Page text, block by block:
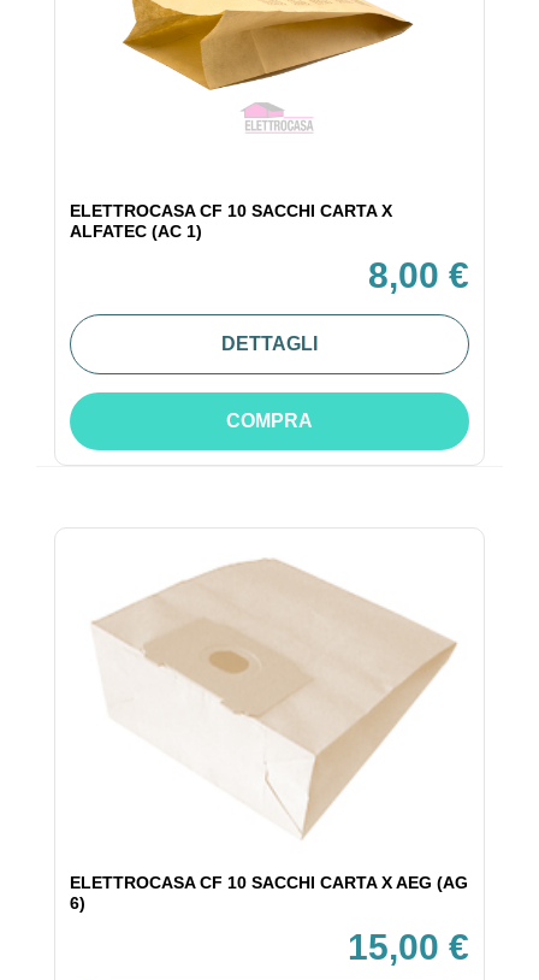
ELETTROCASA CF 10 SACCHI CARTA X
ALFATEC (AC 1)
8,00 €
DETTAGLI
COMPRA
ELETTROCASA CF 10 SACCHI CARTA X AEG (AG
6)
15,00 €